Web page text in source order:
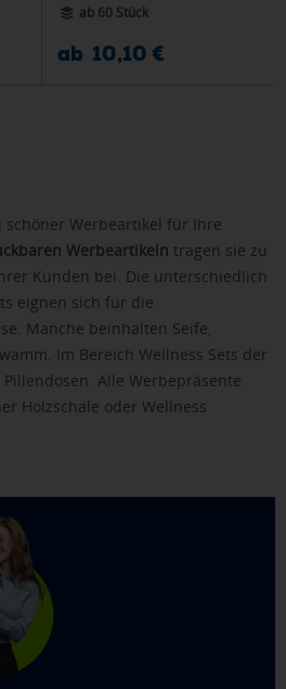
ab 60 Stück
ab 10,10 €
schöner Werbeartikel für Ihre
Werbeartikeln tragen sie zu
Kunden bei. Die unterschiedlich
eignen sich für die
Manche beinhalten Seife,
Im Bereich Wellness Sets der
Alle Werbepräsente
Holzschale oder Wellness